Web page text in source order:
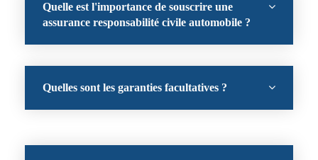
Quelle est l'importance de souscrire une
assurance responsabilité civile automobile ?
Quelles sont les garanties facultatives ?